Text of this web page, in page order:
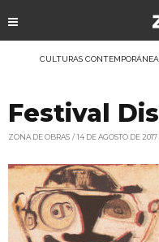
CULTURAS
Festival
ZONA DE OBRAS 14 DE AGOSTO DE 2017